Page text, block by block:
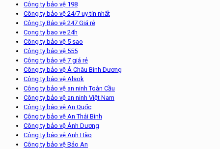
Công ty bảo vệ 198
Công ty bảo vệ 24/7 uy tín nhất
Công ty Bảo vệ 247 Giá rẻ
Cong ty bao ve 24h
Công ty bảo vệ 5 sao
Công ty bảo vệ 555
Công ty bảo vệ 7 giá rẻ
Công ty bảo vệ Á Châu Bình Dương
Công ty bảo vệ Alsok
Công ty bảo vệ an ninh Toàn Cầu
Công ty bảo vệ an ninh Việt Nam
Công ty bảo vệ An Quốc
Công ty bảo vệ An Thái Bình
Công ty bảo vệ Ánh Dương
Công ty bảo vệ Anh Hào
Công ty bảo vệ Bảo An